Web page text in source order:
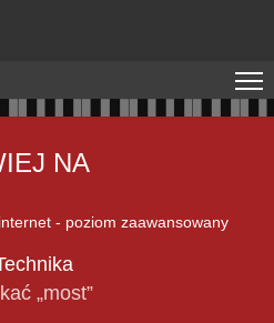
NA
- poziom zaawansowany
„most”